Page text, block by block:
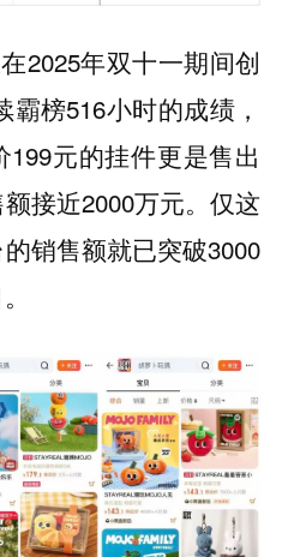
2025年双十一期间创
榜516小时的成绩，
元的挂件更是售出
接近2000万元。仅这
销售额就已突破3000